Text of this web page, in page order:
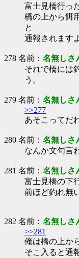
富士見橋行っ
橋の上から餌
と
通報されます
278 名前： 名無しさ
それで橋には
う。
279 名前： 名無しさ
>>277
あそこってだ
280 名前： 名無しさ
なんか文句言
281 名前： 名無しさ
富士見橋の下
前ほど釣れ無
282 名前： 名無しさ
>>281
俺は橋の上か
そこ入ると通